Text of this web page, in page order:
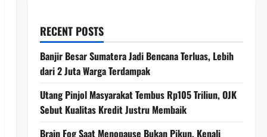
RECENT POSTS
Banjir Besar Sumatera Jadi Bencana Terluas, Lebih
dari 2 Juta Warga Terdampak
Utang Pinjol Masyarakat Tembus Rp105 Triliun, OJK
Sebut Kualitas Kredit Justru Membaik
Brain Fog Saat Menopause Bukan Pikun, Kenali